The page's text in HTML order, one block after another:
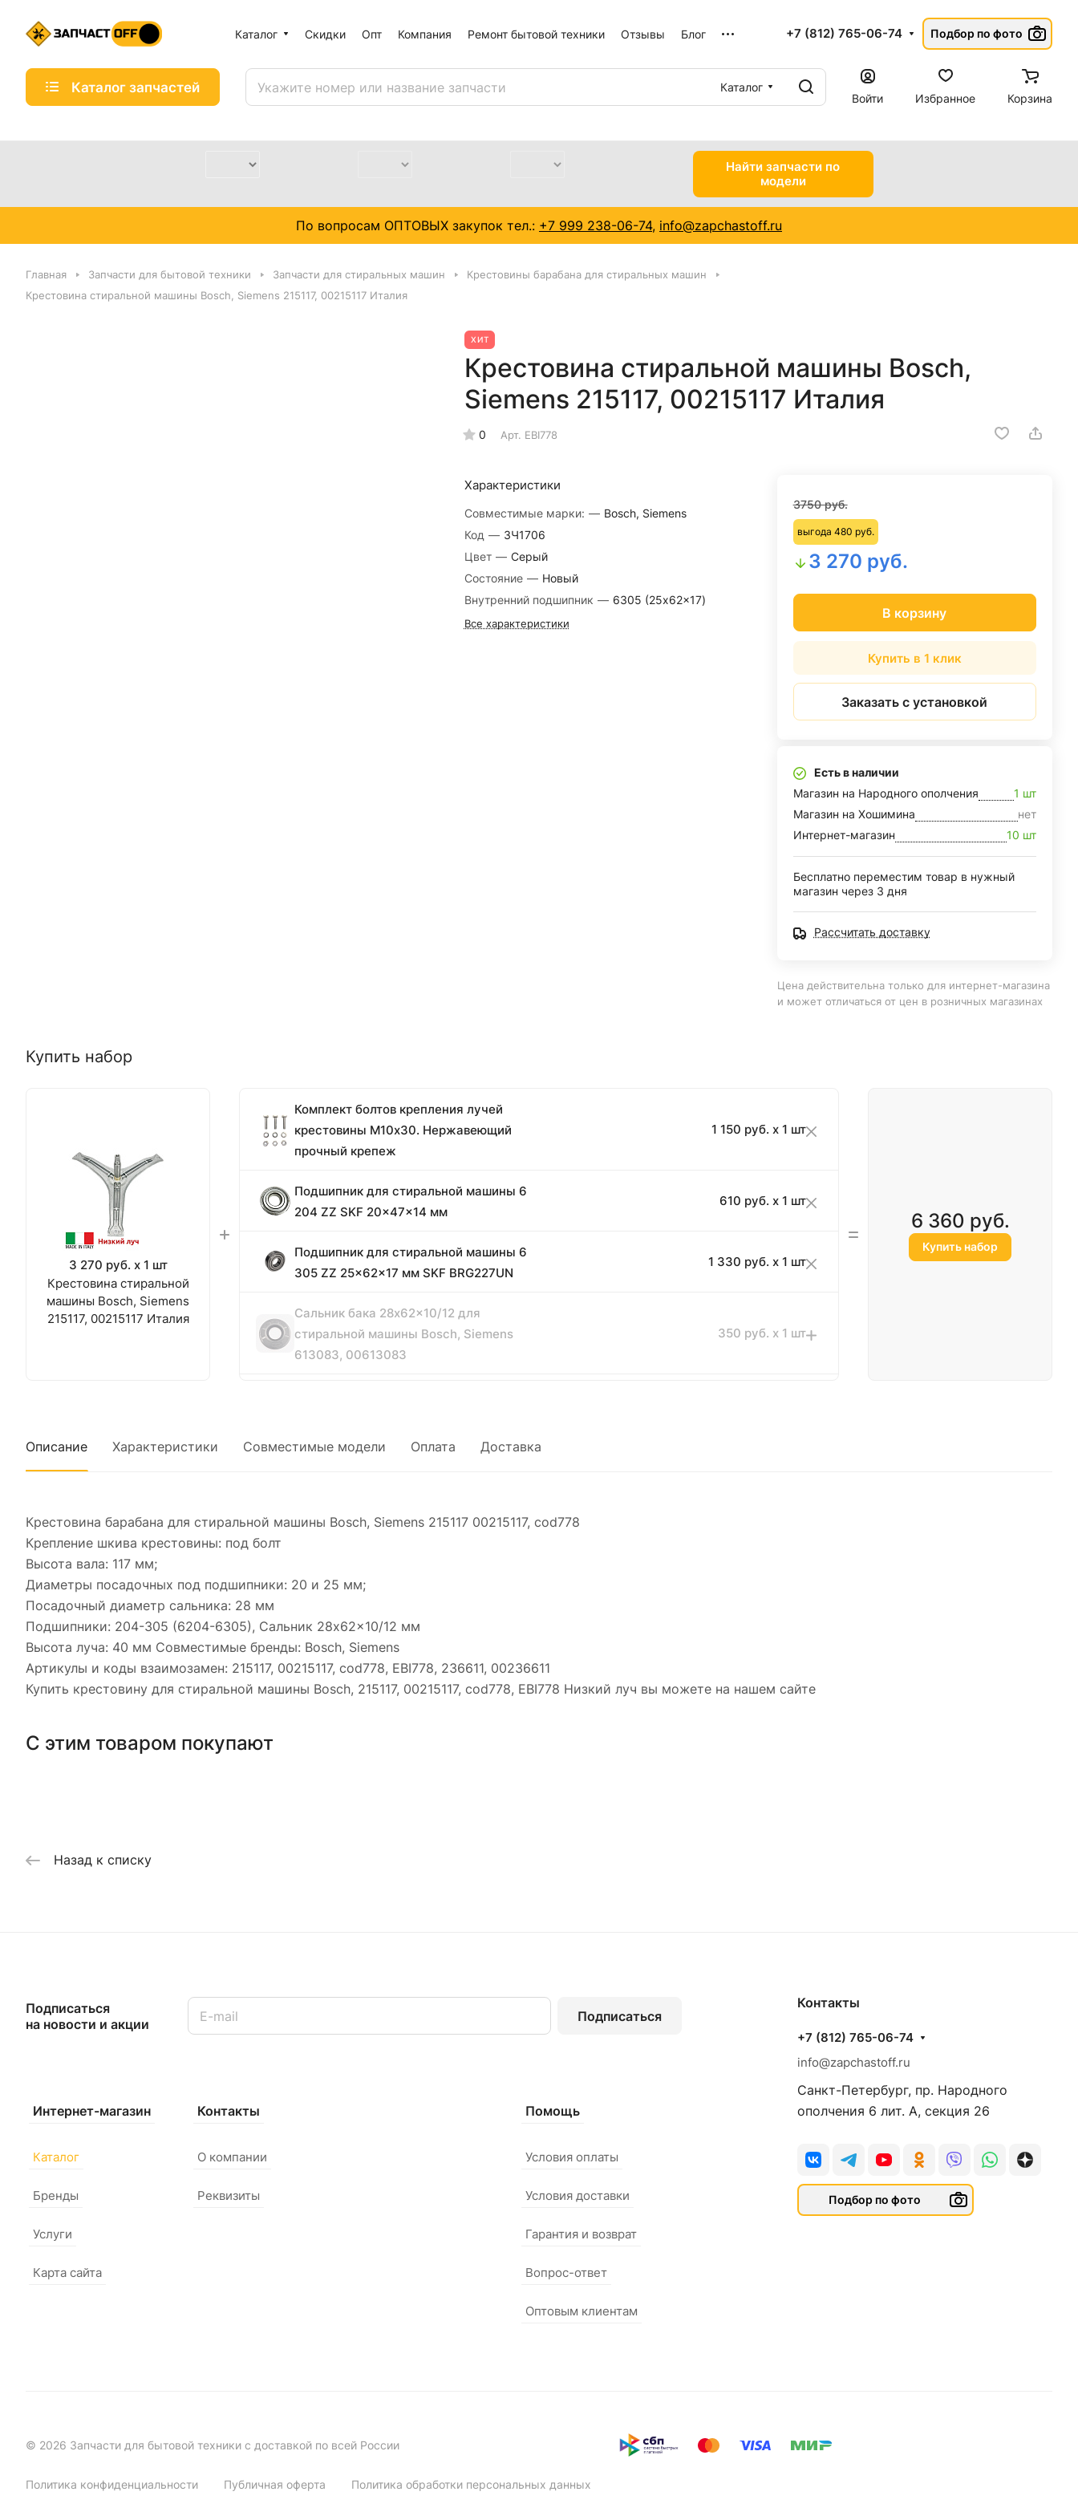
Каталог Скидки Опт Компания Ремонт бытовой техники Отзывы Блог +7 (812) 765-06-74 Подбор по фото
Каталог запчастей
Каталог
Войти
Избранное Корзина
Найти запчасти по
модели
По вопросам ОПТОВЫХ закупок тел.: +7 999 238-06-74, info@zapchastoff.ru
Главная Запчасти для бытовой техники Запчасти для стиральных машин
Крестовины барабана для стиральных машин
Крестовина стиральной машины Bosch, Siemens 215117, 00215117 Италия
ХИТ
Крестовина стиральной машины Bosch,
Siemens 215117, 00215117 Италия
0 Арт. EBI778
Характеристики
Совместимые марки: — Bosch, Siemens
Код — ЗЧ1706
Цвет — Серый
Состояние — Новый
Внутренний подшипник — 6305 (25x62x17)
Все характеристики
3750 руб.
выгода 480 руб.
3 270 руб.
В корзину
Купить в 1 клик
Заказать с установкой
Есть в наличии
Магазин на Народного ополчения
1 шт
Магазин на Хошимина
нет
Интернет-магазин
10 шт
Бесплатно переместим товар в нужный
магазин через 3 дня
Рассчитать доставку
Цена действительна только для интернет-магазина
и может отличаться от цен в розничных магазинах
Купить набор
3 270 руб. x 1 шт
Крестовина стиральной
машины Bosch, Siemens
215117, 00215117 Италия
Комплект болтов крепления лучей
крестовины М10х30. Нержавеющий
прочный крепеж
1 150 руб. x 1 шт
Подшипник для стиральной машины 6
204 ZZ SKF 20x47x14 мм
610 руб. x 1 шт
Подшипник для стиральной машины 6
305 ZZ 25x62x17 мм SKF BRG227UN
1 330 руб. x 1 шт
Сальник бака 28x62x10/12 для
стиральной машины Bosch, Siemens
613083, 00613083
350 руб. x 1 шт
Герметик ABRO красный
6 360 руб.
Купить набор
Описание Характеристики Совместимые модели Оплата Доставка
Крестовина барабана для стиральной машины Bosch, Siemens 215117 00215117, cod778
Крепление шкива крестовины: под болт
Высота вала: 117 мм;
Диаметры посадочных под подшипники: 20 и 25 мм;
Посадочный диаметр сальника: 28 мм
Подшипники: 204-305 (6204-6305), Сальник 28x62x10/12 мм
Высота луча: 40 мм Совместимые бренды: Bosch, Siemens
Артикулы и коды взаимозамен: 215117, 00215117, cod778, EBI778, 236611, 00236611
Купить крестовину для стиральной машины Bosch, 215117, 00215117, cod778, EBI778 Низкий луч вы можете на нашем сайте
С этим товаром покупают
Назад к списку
Подписаться
на новости и акции
Подписаться
Интернет-магазин
Каталог
Бренды
Услуги
Карта сайта
Контакты
О компании
Реквизиты
Помощь
Условия оплаты
Условия доставки
Гарантия и возврат
Вопрос-ответ
Оптовым клиентам
Контакты
+7 (812) 765-06-74
info@zapchastoff.ru
Санкт-Петербург, пр. Народного
ополчения 6 лит. А, секция 26
Подбор по фото
© 2026 Запчасти для бытовой техники с доставкой по всей России
Политика конфиденциальности Публичная оферта Политика обработки персональных данных